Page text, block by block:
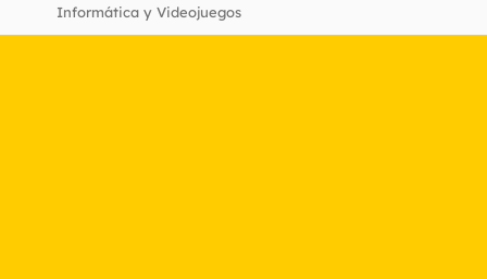
Informática y Videojuegos